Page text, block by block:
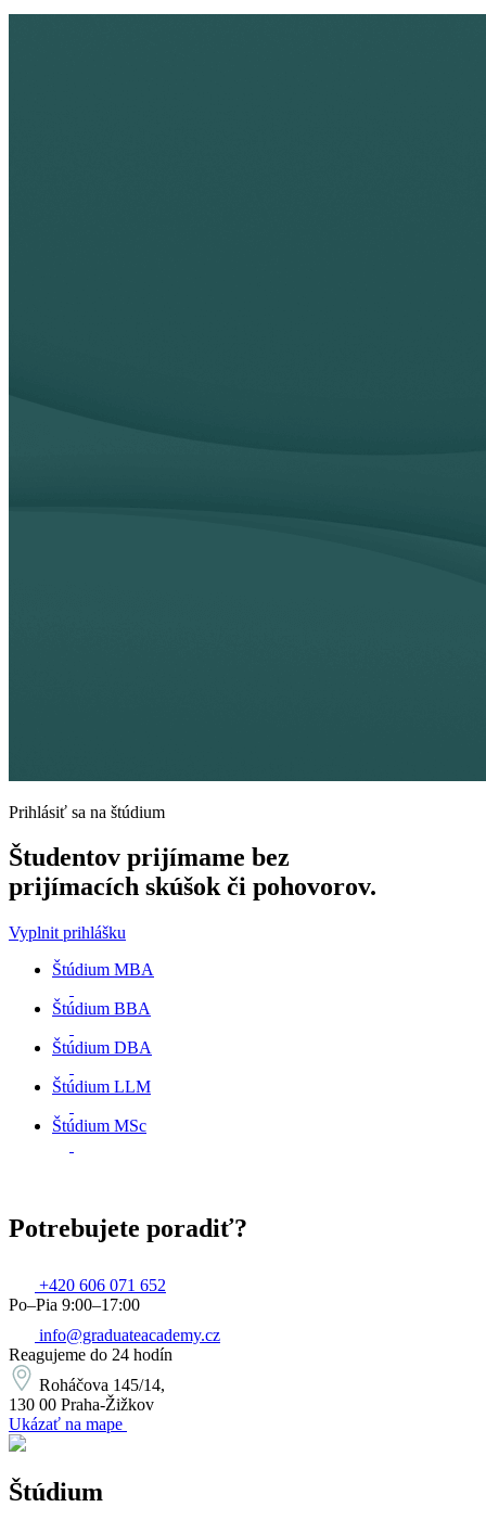
Prihlásiť sa na štúdium
Študentov prijímame bez
prijímacích skúšokči pohovorov.
Vyplnit prihlášku
Štúdium MBA
Štúdium BBA
Štúdium DBA
Štúdium LLM
Štúdium MSc
Potrebujete poradiť?
+420 606 071 652
Po–Pia 9:00–17:00
info@graduateacademy.cz
Reagujeme do 24 hodín
Roháčova 145/14,
130 00 Praha-Žižkov
Ukázať na mape
Štúdium